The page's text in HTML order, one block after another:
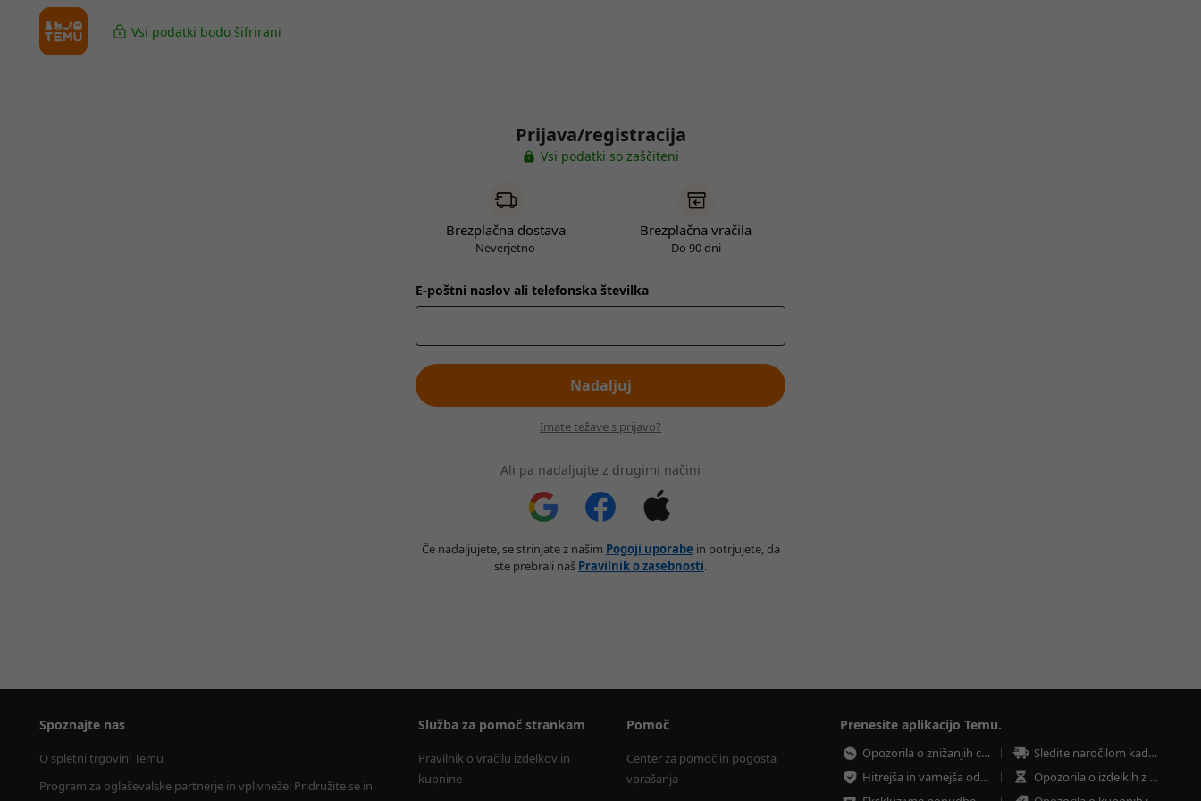
Vsi podatki bodo šifrirani
Prijava/registracija
Vsi podatki so zaščiteni
Brezplačna dostava
Neverjetno
Brezplačna vračila
Do 90 dni
E-poštni naslov ali telefonska številka
Nadaljuj
Imate težave s prijavo?
Ali pa nadaljujte z drugimi načini
Če nadaljujete, se strinjate z našim Pogoji uporabe in potrjujete, da
ste prebrali naš Pravilnik o zasebnosti.
Spoznajte nas
O spletni trgovini Temu
Program za oglaševalske partnerje in vplivneže: Pridružite se in
Služba za pomoč strankam
Pravilnik o vračilu izdelkov in
kupnine
Pomoč
Center za pomoč in pogosta
vprašanja
Prenesite aplikacijo Temu.
Opozorila o znižanjih cen
Sledite naročilom kadar koli
Hitrejša in varnejša oddaja naročila
Opozorila o izdelkih z nizkimi zalogami